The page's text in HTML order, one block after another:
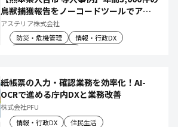
鳥獣捕獲報告をノーコードツールでアプ
リ化し、月50時間の庁内作業を削減
アステリア株式会社
防災・危機管理
情報・行政DX
紙帳票の入力・確認業務を効率化！AI-
OCRで進める庁内DXと業務改善
株式会社PFU
情報・行政DX
住民生活